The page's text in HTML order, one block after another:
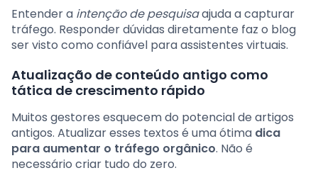
Entender a intenção de pesquisaajuda a capturar
tráfego. Responder dúvidas diretamente faz o blog
ser visto como confiável para assistentes virtuais.
Atualização de conteúdo antigo como
tática de crescimento rápido
Muitos gestores esquecem do potencial de artigos
antigos. Atualizar esses textos é uma ótima dica
para aumentar o tráfego orgânico. Não é
necessário criar tudo do zero.